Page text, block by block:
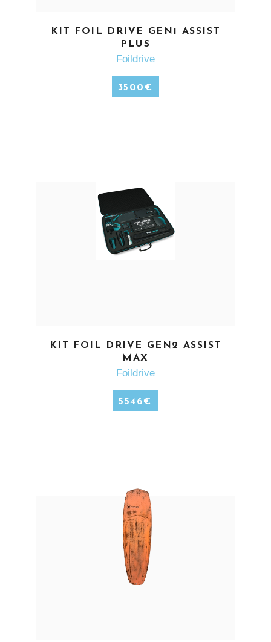
EN SAVOIR PLUS
KIT FOIL DRIVE GEN1 ASSIST
PLUS
Foildrive
3500 €
EN SAVOIR PLUS
KIT FOIL DRIVE GEN2 ASSIST
MAX
Foildrive
5546€